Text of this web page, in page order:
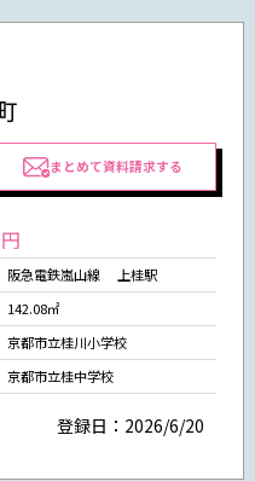
まとめて資料請求する
阪急電鉄嵐山線 上桂駅
142.08㎡
京都市立桂川小学校
京都市立桂中学校
登録日：2026/6/20